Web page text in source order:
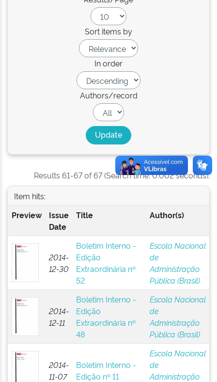
Sort items by
In order
Authors/record
Results 61-67 of 67 (Search time: 0.002 seconds).
Item hits:
Preview
Issue
Date
Title Author(s)
2014-
12-30
Boletim Interno -
Edição
Extraordinária nº
52
Escola Nacional
de
Administração
Pública (Brasil)
2014-
12-11
Boletim Interno -
Edição
Extraordinária nº
48
Escola Nacional
de
Administração
Pública (Brasil)
2014-
11-07
Boletim Interno -
Edição nº 11
Escola Nacional
de
Administração